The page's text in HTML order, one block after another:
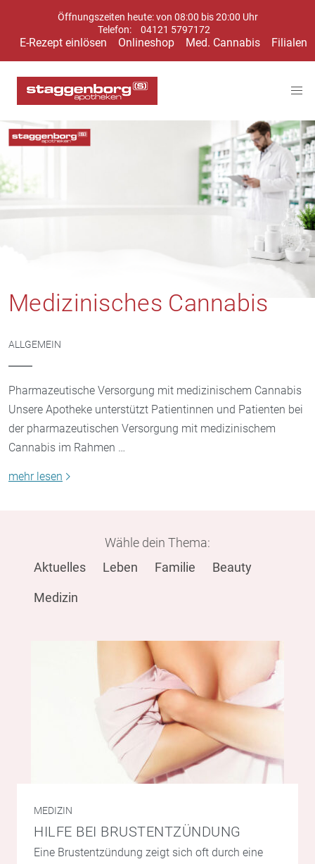
Öffnungszeiten heute: von 08:00 bis 20:00 Uhr
Telefon:
04121 5797172
E-Rezept einlösen Onlineshop Med. Cannabis Filialen
Medizinisches Cannabis
ALLGEMEIN
Pharmazeutische Versorgung mit medizinischem Cannabis
Unsere Apotheke unterstützt Patientinnen und Patienten bei
der pharmazeutischen Versorgung mit medizinischem
Cannabis im Rahmen …
mehr lesen
Wähle dein Thema:
Aktuelles
Leben Familie Beauty
Medizin
MEDIZIN
HILFE BEI BRUSTENTZÜNDUNG
Eine Brustentzündung zeigt sich oft durch eine